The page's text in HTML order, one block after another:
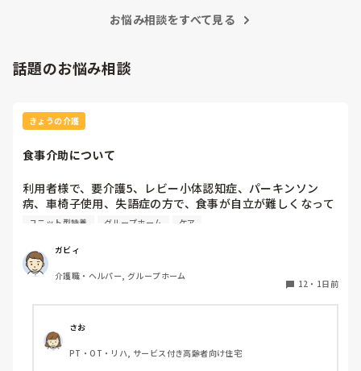
お悩み相談をすべて見る
話題のお悩み相談
きょうの介護
食事介助について
利用者様で、要介護5、レビー小体認知症、パーキンソン
病、車椅子使用、失語症の方で、食事が自立が難しくなって
来ました。ご飯を、おにぎりにして、ご自分で手づかみで食
す。食べられる時とスプーンを使っても難しい時がありま
す。おかずも、おにぎり同様、手づかみでたべてもらってる
時があるのですが、難しい時は、職員が介助しています。ご
かずの手づかみは、どうかなと思うのですが、皆さんはどう
思われますか？私は、自分の母親が手づかみで食べてるのを
見たら、悲しくなります…職員さん、介助して下さいと思っ
てしまいます…
ユニット型特養 グループホーム ケア
ガビィ
介護職・ヘルパー, グループホーム
12 ・ 1日前
さお
PT・OT・リハ, サービス付き高齢者向け住宅